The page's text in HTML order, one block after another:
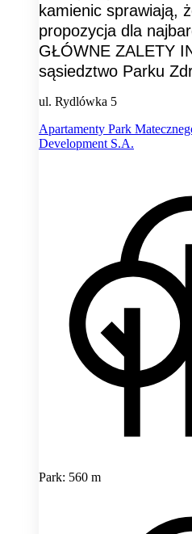
kamienic sprawiają,
propozycja dla
GŁÓWNE ZALETY
sąsiedztwo Parku
ul. Rydlówka 5
Apartamenty Park
Development S.A.
Park: 560 m